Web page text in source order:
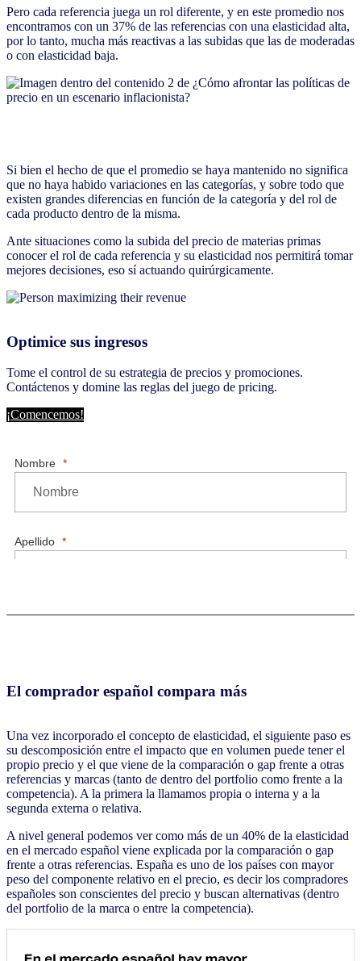
Pero cada referencia juega un rol diferente, y en este promedio nos
encontramos con un 37% de las referencias con una elasticidad alta,
por lo tanto, mucha más reactivas a las subidas que las de moderadas
o con elasticidad baja.
Si bien el hecho de que el promedio se haya mantenido no significa
que no haya habido variaciones en las categorías, y sobre todo que
existen grandes diferencias en función de la categoría y del rol de
cada producto dentro de la misma.
Ante situaciones como la subida del precio de materias primas
conocer el rol de cada referencia y su elasticidad nos permitirá tomar
mejores decisiones, eso sí actuando quirúrgicamente.
Optimice sus ingresos
Tome el control de su estrategia de precios y promociones.
Contáctenos y domine las reglas del juego de pricing.
¡Comencemos!
El comprador español compara más
Una vez incorporado el concepto de elasticidad, el siguiente paso es
su descomposición entre el impacto que en volumen puede tener el
propio precio y el que viene de la comparación o gap frente a otras
referencias y marcas (tanto de dentro del portfolio como frente a la
competencia). A la primera la llamamos propia o interna y a la
segunda externa o relativa.
A nivel general podemos ver como más de un 40% de la elasticidad
en el mercado español viene explicada por la comparación o gap
frente a otras referencias. España es uno de los países con mayor
peso del componente relativo en el precio, es decir los compradores
españoles son conscientes del precio y buscan alternativas (dentro
del portfolio de la marca o entre la competencia).